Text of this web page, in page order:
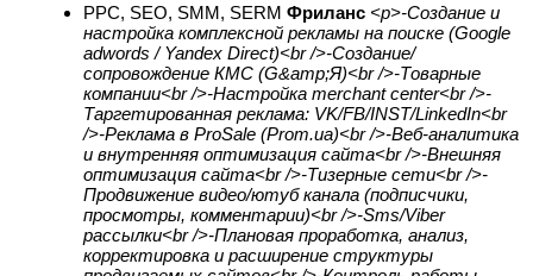
PPC, SEO, SMM, SERM Фриланс <p>-Создание и
настройка комплексной рекламы на поиске (Google
adwords / Yandex Direct)<br />-Создание/
сопровождение КМС (G&amp;Я)<br />-Товарные
компании<br />-Настройка merchant center<br />-
Таргетированная реклама: VK/FB/INST/LinkedIn<br
/>-Реклама в ProSale (Prom.ua)<br />-Веб-аналитика
и внутренняя оптимизация сайта<br />-Внешняя
оптимизация сайта<br />-Тизерные сети<br />-
Продвижение видео/ютуб канала (подписчики,
просмотры, комментарии)<br />-Sms/Viber
рассылки<br />-Плановая проработка, анализ,
корректировка и расширение структуры